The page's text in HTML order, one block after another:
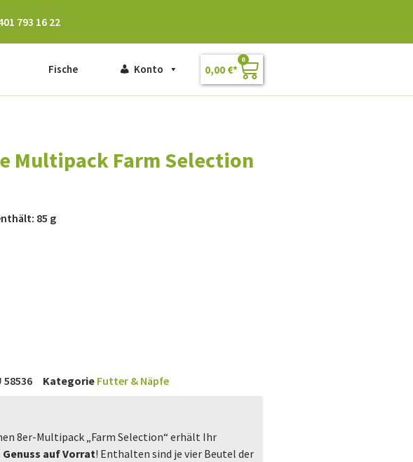
793 16 22
Fische Konto 0,00 €
0
Multipack Farm Selection
85 g
58536 Kategorie Futter & Näpfe
8er-Multipack „Farm Selection“ erhält Ihr
auf Vorrat! Enthalten sind je vier Beutel der